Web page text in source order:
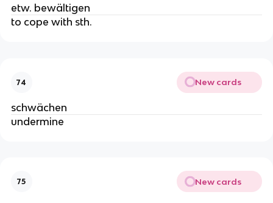
etw. bewältigen
to cope with sth.
74 New cards
schwächen
undermine
75 New cards